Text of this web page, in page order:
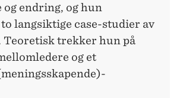
endring, og hun
langsiktige case-studier av
Teoretisk trekker hun på
og et